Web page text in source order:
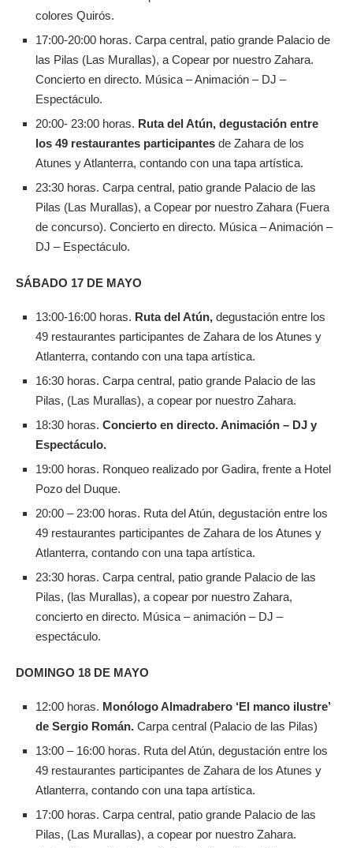
colores Quirós.
17:00-20:00 horas. Carpa central, patio grande Palacio de
las Pilas (Las Murallas), a Copear por nuestro Zahara.
Concierto en directo. Música – Animación – DJ –
Espectáculo.
20:00- 23:00 horas. Ruta del Atún, degustación entre
los 49 restaurantes participantes de Zahara de los
Atunes y Atlanterra, contando con una tapa artística.
23:30 horas. Carpa central, patio grande Palacio de las
Pilas (Las Murallas), a Copear por nuestro Zahara (Fuera
de concurso). Concierto en directo. Música – Animación –
DJ – Espectáculo.
SÁBADO 17 DE MAYO
13:00-16:00 horas. Ruta del Atún, degustación entre los
49 restaurantes participantes de Zahara de los Atunes y
Atlanterra, contando con una tapa artística.
16:30 horas. Carpa central, patio grande Palacio de las
Pilas, (Las Murallas), a copear por nuestro Zahara.
18:30 horas. Concierto en directo. Animación – DJ y
Espectáculo.
19:00 horas. Ronqueo realizado por Gadira, frente a Hotel
Pozo del Duque.
20:00 – 23:00 horas. Ruta del Atún, degustación entre los
49 restaurantes participantes de Zahara de los Atunes y
Atlanterra, contando con una tapa artística.
23:30 horas. Carpa central, patio grande Palacio de las
Pilas, (las Murallas), a copear por nuestro Zahara,
concierto en directo. Música – animación – DJ –
espectáculo.
DOMINGO 18 DE MAYO
12:00 horas. Monólogo Almadrabero ‘El manco ilustre’
de Sergio Román. Carpa central (Palacio de las Pilas)
13:00 – 16:00 horas. Ruta del Atún, degustación entre los
49 restaurantes participantes de Zahara de los Atunes y
Atlanterra, contando con una tapa artística.
17:00 horas. Carpa central, patio grande Palacio de las
Pilas, (Las Murallas), a copear por nuestro Zahara.